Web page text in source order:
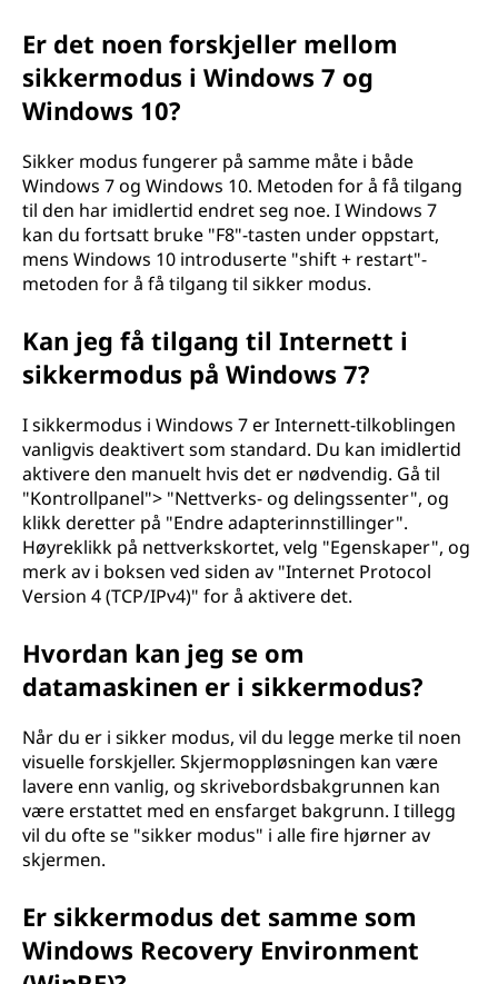
Er det noen forskjeller mellom
sikkermodus i Windows 7 og
Windows 10?
Sikker modus fungerer på samme måte i både
Windows 7 og Windows 10. Metoden for å få tilgang
til den har imidlertid endret seg noe. I Windows 7
kan du fortsatt bruke "F8"-tasten under oppstart,
mens Windows 10 introduserte "shift + restart"-
metoden for å få tilgang til sikker modus.
Kan jeg få tilgang til Internett i
sikkermodus på Windows 7?
I sikkermodus i Windows 7 er Internett-tilkoblingen
vanligvis deaktivert som standard. Du kan imidlertid
aktivere den manuelt hvis det er nødvendig. Gå til
"Kontrollpanel"> "Nettverks- og delingssenter", og
klikk deretter på "Endre adapterinnstillinger".
Høyreklikk på nettverkskortet, velg "Egenskaper", og
merk av i boksen ved siden av "Internet Protocol
Version 4 (TCP/IPv4)" for å aktivere det.
Hvordan kan jeg se om
datamaskinen er i sikkermodus?
Når du er i sikker modus, vil du legge merke til noen
visuelle forskjeller. Skjermoppløsningen kan være
lavere enn vanlig, og skrivebordsbakgrunnen kan
være erstattet med en ensfarget bakgrunn. I tillegg
vil du ofte se "sikker modus" i alle fire hjørner av
skjermen.
Er sikkermodus det samme som
Windows Recovery Environment